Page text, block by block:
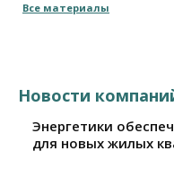
Все материалы
Новости
Энергетики
для новых жилых